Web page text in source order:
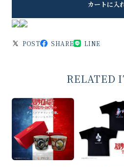
カートに入
POST SHARE LINE
RELATED